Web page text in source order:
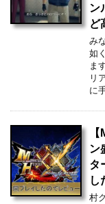
ン
ど
み
如
ま
リ
に
ン
タ
し
村